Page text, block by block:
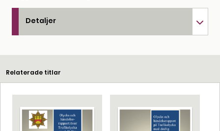
Detaljer
Relaterade titlar